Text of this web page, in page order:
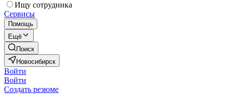
Ищу сотрудника
Сервисы
Помощь
Ещё
Поиск
Новосибирск
Войти
Войти
Создать резюме